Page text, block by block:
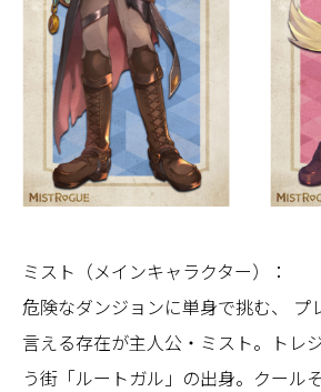
ミスト（メインキャラクター）：
危険なダンジョンに単身で挑む、 プ
言える存在が主人公・ミスト。トレ
う街「ルートガル」の出身。クール